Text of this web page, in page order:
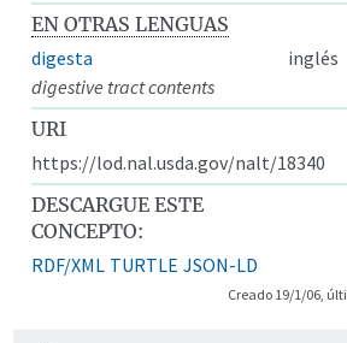
EN OTRAS LENGUAS
digesta
inglés
digestive tract contents
URI
https://lod.nal.usda.gov/nalt/18340
DESCARGUE ESTE
CONCEPTO:
RDF/XML TURTLE JSON-LD
Creado 19/1/06,